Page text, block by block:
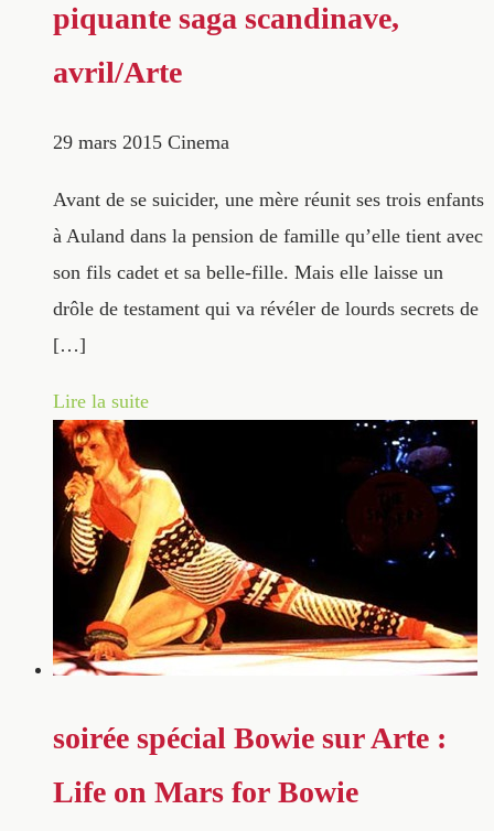
piquante saga scandinave,
avril/Arte
29 mars 2015 Cinema
Avant de se suicider, une mère réunit ses trois enfants
à Auland dans la pension de famille qu’elle tient avec
son fils cadet et sa belle-fille. Mais elle laisse un
drôle de testament qui va révéler de lourds secrets de
[…]
Lire la suite
soirée spécial Bowie sur Arte :
Life on Mars for Bowie